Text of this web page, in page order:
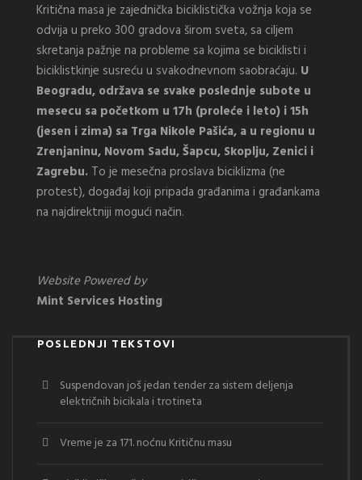
Kritična masa je zajednička biciklistička vožnja koja se
odvija u preko 300 gradova širom sveta, sa ciljem
skretanja pažnje na probleme sa kojima se biciklisti i
biciklistkinje susreću u svakodnevnom saobraćaju. U
Beogradu, održava se svake poslednje subote u
mesecu sa početkom u 17h (proleće i leto) i 15h
(jesen i zima) sa Trga Nikole Pašića, a u regionu u
Zrenjaninu, Novom Sadu, Šapcu, Skoplju, Zenici i
Zagrebu. To je mesečna proslava biciklizma (ne
protest), događaj koji pripada građanima i građankama
na najdirektniji mogući način.
Website Powered by
Mint Services Hosting
POSLEDNJI TEKSTOVI
Suspendovan još jedan tender za sistem deljenja
električnih bicikala i trotineta
Vreme je za 171. noćnu Kritičnu masu